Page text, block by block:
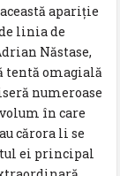
apariţie
linia de
Năstase,
tentă omagială
numeroase
în care
cărora li se
ei principal